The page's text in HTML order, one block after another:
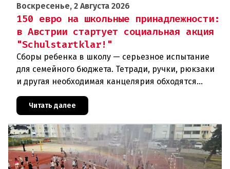
Воскресенье, 2 Августа 2026
150 евро на школьные принадлежности:
в Австрии стартует социальная акция
"Schulstartklar!"
Сборы ребенка в школу — серьезное испытание
для семейного бюджета. Тетради, ручки, рюкзаки
и другая необходимая канцелярия обходятся
семьи с низкими доходам
Читать далее